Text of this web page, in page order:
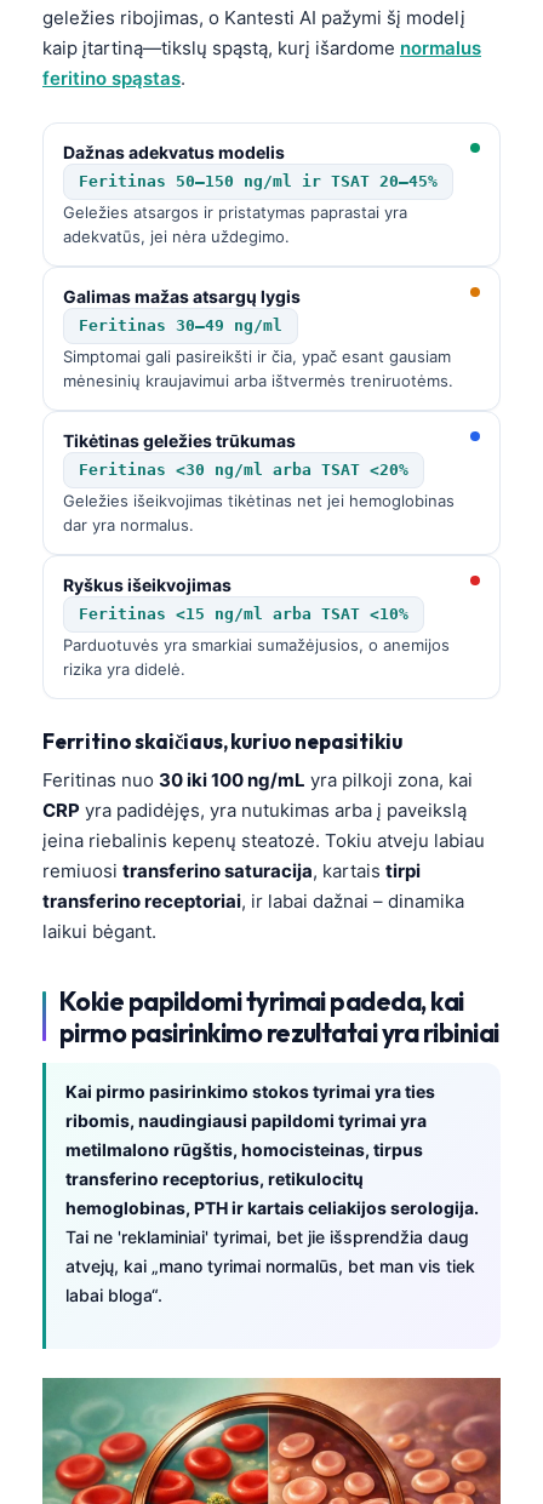
geležies ribojimas, o Kantesti AI pažymi šį modelį
kaip įtartiną—tikslų spąstą, kurį išardome normalus
feritino spąstas.
Dažnas adekvatus modelis
Feritinas 50–150 ng/ml ir TSAT 20–45%
Geležies atsargos ir pristatymas paprastai yra
adekvatūs, jei nėra uždegimo.
Galimas mažas atsargų lygis
Feritinas 30–49 ng/ml
Simptomai gali pasireikšti ir čia, ypač esant gausiam
mėnesinių kraujavimui arba ištvermės treniruotėms.
Tikėtinas geležies trūkumas
Feritinas <30 ng/ml arba TSAT <20%
Geležies išeikvojimas tikėtinas net jei hemoglobinas
dar yra normalus.
Ryškus išeikvojimas
Feritinas <15 ng/ml arba TSAT <10%
Parduotuvės yra smarkiai sumažėjusios, o anemijos
rizika yra didelė.
Ferritino skaičiaus, kuriuo nepasitikiu
Feritinas nuo 30 iki 100 ng/mL yra pilkoji zona, kai
CRP yra padidėjęs, yra nutukimas arba į paveikslą
įeina riebalinis kepenų steatozė. Tokiu atveju labiau
remiuosi transferino saturacija, kartais tirpi
transferino receptoriai, ir labai dažnai – dinamika
laikui bėgant.
Kokie papildomi tyrimai padeda, kai
pirmo pasirinkimo rezultatai yra ribiniai
Kai pirmo pasirinkimo stokos tyrimai yra ties
ribomis, naudingiausi papildomi tyrimai yra
metilmalono rūgštis, homocisteinas, tirpus
transferino receptorius, retikulocitų
hemoglobinas, PTH ir kartais celiakijos serologija.
Tai ne 'reklaminiai' tyrimai, bet jie išsprendžia daug
atvejų, kai „mano tyrimai normalūs, bet man vis tiek
labai bloga“.
Հայերեն
Íslenska
Српски језик
Azərbaycan dili
日本語
Čeština
ქართული
Русский
Polski
한국어
Magyar
Shqip
বাংলা
اردو
मराठी
తెలుగు
ગુજરાતી
ಕನ್ನಡ
Bahasa Melayu
Tiếng Việt
Tagalog
ไทย
ဗမာစာ
ភាសាខ្មែរ
Kiswahili
አማርኛ
Українська
O‘zbekcha
Қазақ тілі
Suomi
Hrvatski